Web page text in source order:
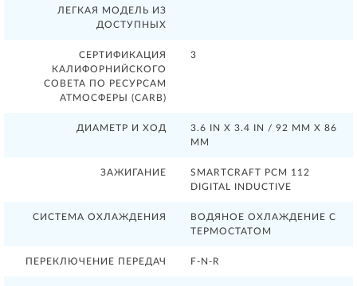
ЛЕГКАЯ МОДЕЛЬ ИЗ
ДОСТУПНЫХ
СЕРТИФИКАЦИЯ
КАЛИФОРНИЙСКОГО
СОВЕТА ПО РЕСУРСАМ
АТМОСФЕРЫ (CARB)
3
ДИАМЕТР И ХОД
3.6 IN X 3.4 IN / 92 MM X 86
MM
ЗАЖИГАНИЕ
SMARTCRAFT PCM 112
DIGITAL INDUCTIVE
СИСТЕМА ОХЛАЖДЕНИЯ
ВОДЯНОЕ ОХЛАЖДЕНИЕ С
ТЕРМОСТАТОМ
ПЕРЕКЛЮЧЕНИЕ ПЕРЕДАЧ F-N-R